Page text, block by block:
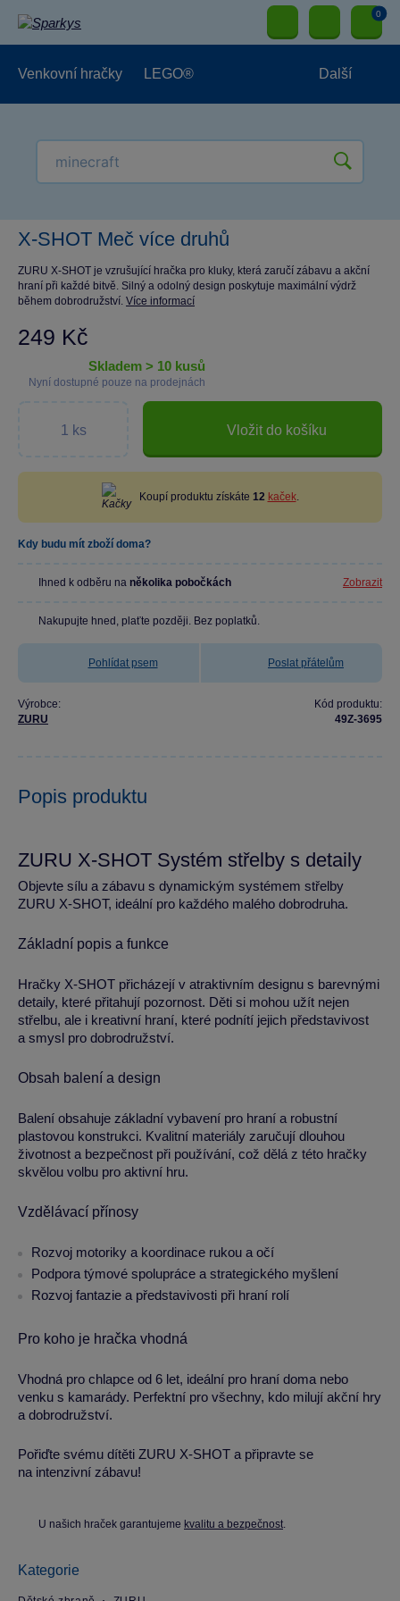
0
Venkovní hračky LEGO® Další
X-SHOT Meč více druhů
ZURU X-SHOT je vzrušující hračka pro kluky, která zaručí zábavu a akční
hraní při každé bitvě. Silný a odolný design poskytuje maximální výdrž
během dobrodružství. Více informací
249 Kč
skladem > 10 kusů
Nyní dostupné pouze na prodejnách
Vložit do košíku
Koupí produktu získáte 12 kaček.
Kdy budu mít zboží doma?
Ihned k odběru na několika pobočkách Zobrazit
Nakupujte hned, plaťte později. Bez poplatků.
Pohlídat psem Poslat přátelům
Výrobce:
ZURU
Kód produktu:
49Z-3695
Popis produktu
ZURU X-SHOT Systém střelby s detaily
Objevte sílu a zábavu s dynamickým systémem střelby
ZURU X-SHOT, ideální pro každého malého dobrodruha.
Základní popis a funkce
Hračky X-SHOT přicházejí v atraktivním designu s barevnými
detaily, které přitahují pozornost. Děti si mohou užít nejen
střelbu, ale i kreativní hraní, které podnítí jejich představivost
a smysl pro dobrodružství.
Obsah balení a design
Balení obsahuje základní vybavení pro hraní a robustní
plastovou konstrukci. Kvalitní materiály zaručují dlouhou
životnost a bezpečnost při používání, což dělá z této hračky
skvělou volbu pro aktivní hru.
Vzdělávací přínosy
Rozvoj motoriky a koordinace rukou a očí
Podpora týmové spolupráce a strategického myšlení
Rozvoj fantazie a představivosti při hraní rolí
Pro koho je hračka vhodná
Vhodná pro chlapce od 6 let, ideální pro hraní doma nebo
venku s kamarády. Perfektní pro všechny, kdo milují akční hry
a dobrodružství.
Pořiďte svému dítěti ZURU X-SHOT a připravte se
na intenzivní zábavu!
U našich hraček garantujeme kvalitu a bezpečnost.
Kategorie